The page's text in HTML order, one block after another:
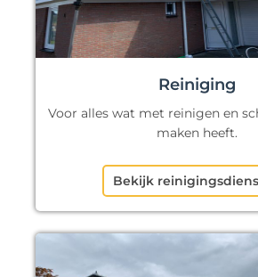
Reiniging
Voor alles wat met reinigen en
maken heeft.
Bekijk